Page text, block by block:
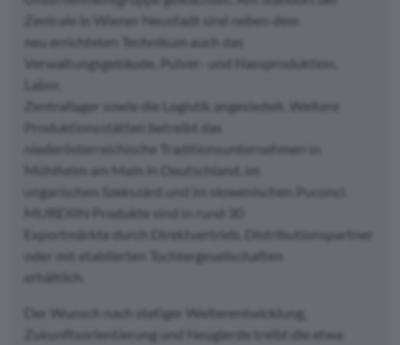
Zentrale in Wiener Neustadt sind neben dem
neu errichteten Technikum auch das
Verwaltungsgebäude, Pulver- und Nassproduktion,
Labor,
Zentrallager sowie die Logistik angesiedelt. Weitere
Produktionsstätten betreibt das
niederösterreichische Traditionsunternehmen in
Mühlheim am Main in Deutschland, im
ungarischen Szekszárd und im slowenischen Puconci.
MUREXIN Produkte sind in rund 30
Exportmärkte durch Direktvertrieb, Distributionspartner
oder mit etablierten Tochtergesellschaften
erhältlich.
Der Wunsch nach stetiger Weiterentwicklung,
Zukunftsorientierung und Neugierde treibt die etwa